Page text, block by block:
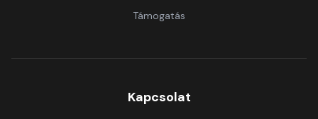
Támogatás
Kapcsolat